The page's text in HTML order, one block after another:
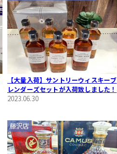
【大量入荷】サントリーウィスキーブ
レンダーズセットが入荷致しました！
2023.06.30
藤沢店